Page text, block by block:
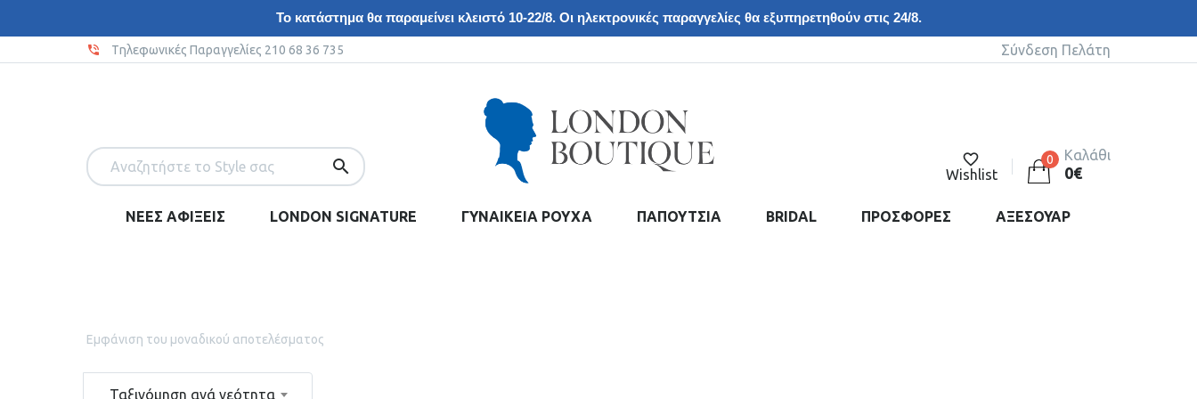
Το κατάστημα θα παραμείνει κλειστό 10-22/8. Οι ηλεκτρονικές παραγγελίες θα εξυπηρετηθούν στις 24/8.
Tηλεφωνικές Παραγγελίες 210 68 36 735 Σύνδεση Πελάτη
Wishlist
0 Καλάθι
0€
ΝΕΕΣ ΑΦΙΞΕΙΣ LONDON SIGNATURE ΓΥΝΑΙΚΕΙΑ ΡΟΥΧΑ ΠΑΠΟΥΤΣΙΑ BRIDAL ΠΡΟΣΦΟΡΕΣ ΑΞΕΣΟΥΑΡ
Εμφάνιση του μοναδικού αποτελέσματος
Ταξινόμηση ανά νεότητα